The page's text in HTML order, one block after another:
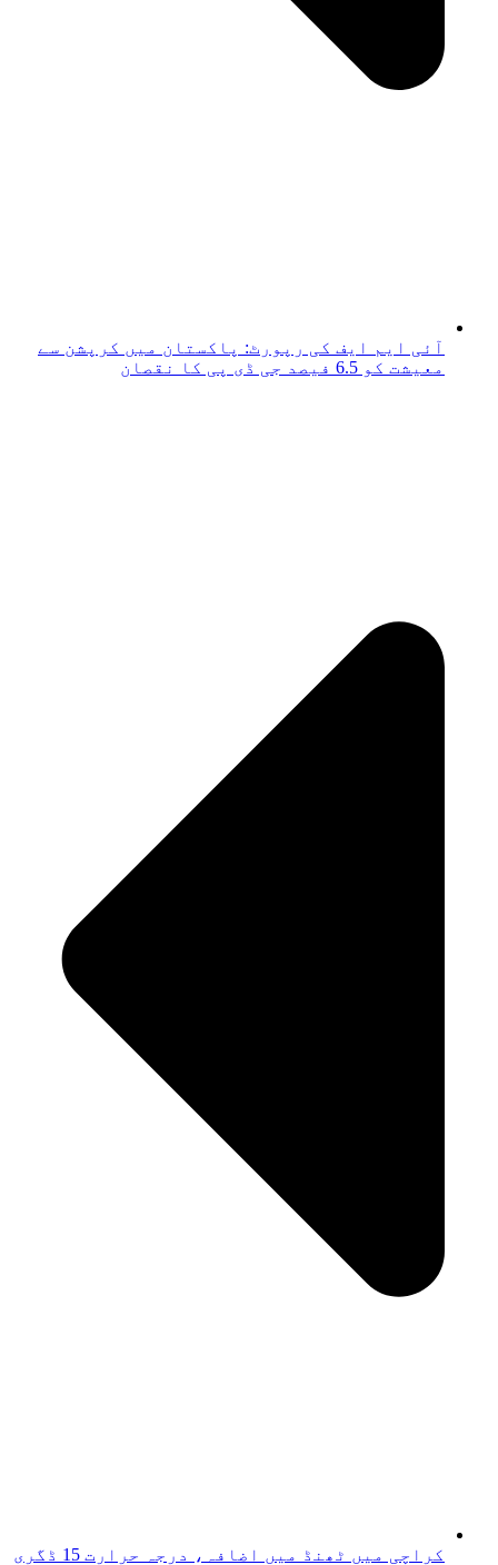
آئی ایم ایف کی رپورٹ: پاکستان میں کرپشن سے
معیشت کو 6.5 فیصد جی ڈی پی کا نقصان
کراچی میں ٹھنڈ میں اضافہ، درجہ حرارت 15 ڈگری